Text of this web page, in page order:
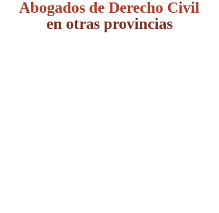
Abogados de Derecho Civil
en otras provincias